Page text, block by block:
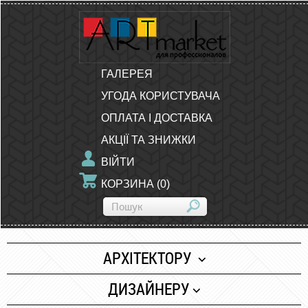
ГАЛЕРЕЯ
УГОДА КОРИСТУВАЧА
ОПЛАТА І ДОСТАВКА
АКЦІЇ ТА ЗНИЖКИ
ВІЙТИ
КОРЗИНА (0)
АРХІТЕКТОРУ
Папір
ДИЗАЙНЕРУ